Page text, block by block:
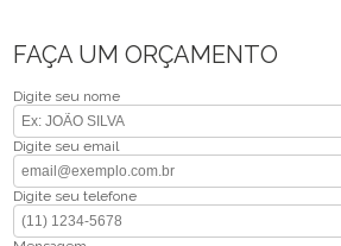
FAÇA UM ORÇAMENTO
Digite seu nome
Digite seu email
Digite seu telefone